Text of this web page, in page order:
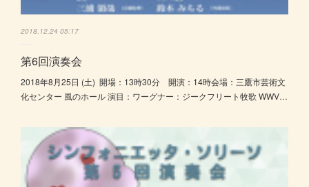
2018.12.24 05:17
第6回演奏会
2018年8月25日 (土) 開場：13時30分 開演：14時会場：三鷹市芸術文
化センター 風のホール 演目：ワーグナー：ジークフリート牧歌 WWV…